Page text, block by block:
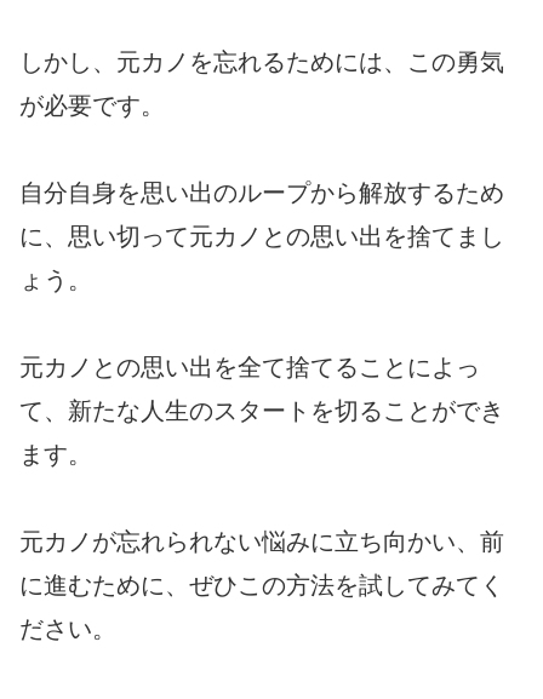
しかし、元カノを忘れるためには、この勇気
が必要です。
自分自身を思い出のループから解放するため
に、思い切って元カノとの思い出を捨てまし
ょう。
元カノとの思い出を全て捨てることによっ
て、新たな人生のスタートを切ることができ
ます。
元カノが忘れられない悩みに立ち向かい、前
に進むために、ぜひこの方法を試してみてく
ださい。